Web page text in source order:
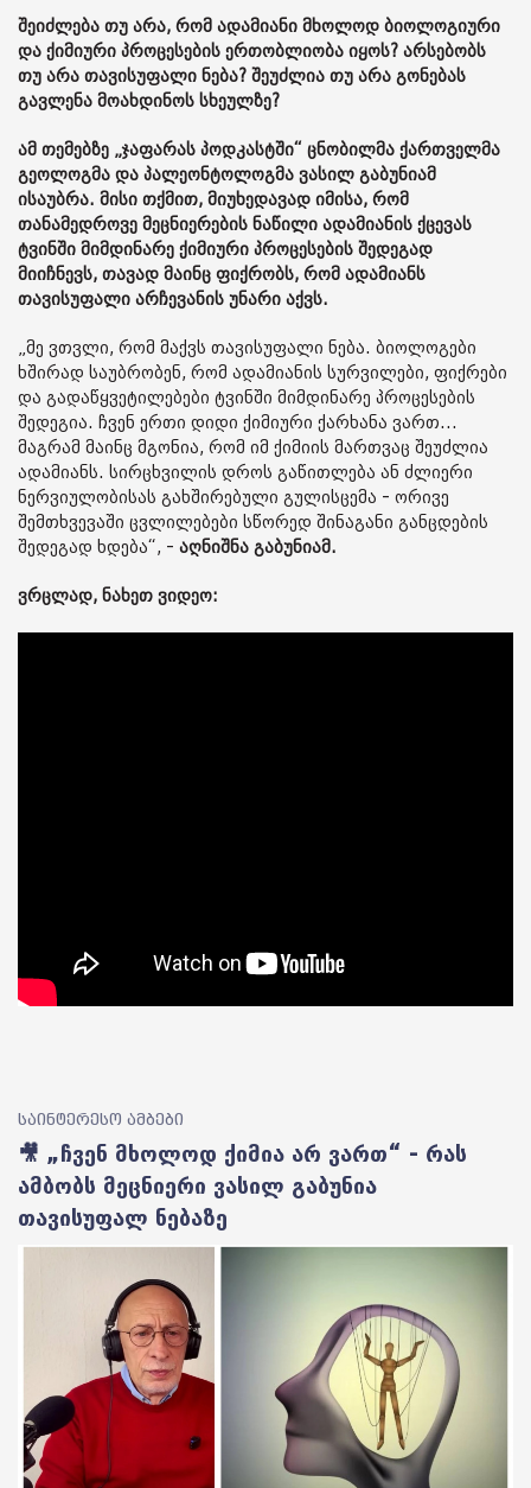
შეიძლება თუ არა, რომ ადამიანი მხოლოდ ბიოლოგიური
და ქიმიური პროცესების ერთობლიობა იყოს? არსებობს
თუ არა თავისუფალი ნება? შეუძლია თუ არა გონებას
გავლენა მოახდინოს სხეულზე?
ამ თემებზე „ჯაფარას პოდკასტში“ ცნობილმა ქართველმა
გეოლოგმა და პალეონტოლოგმა ვასილ გაბუნიამ
ისაუბრა. მისი თქმით, მიუხედავად იმისა, რომ
თანამედროვე მეცნიერების ნაწილი ადამიანის ქცევას
ტვინში მიმდინარე ქიმიური პროცესების შედეგად
მიიჩნევს, თავად მაინც ფიქრობს, რომ ადამიანს
თავისუფალი არჩევანის უნარი აქვს.
„მე ვთვლი, რომ მაქვს თავისუფალი ნება. ბიოლოგები
ხშირად საუბრობენ, რომ ადამიანის სურვილები, ფიქრები
და გადაწყვეტილებები ტვინში მიმდინარე პროცესების
შედეგია. ჩვენ ერთი დიდი ქიმიური ქარხანა ვართ...
მაგრამ მაინც მგონია, რომ იმ ქიმიის მართვაც შეუძლია
ადამიანს. სირცხვილის დროს გაწითლება ან ძლიერი
ნერვიულობისას გახშირებული გულისცემა - ორივე
შემთხვევაში ცვლილებები სწორედ შინაგანი განცდების
შედეგად ხდება“, - აღნიშნა გაბუნიამ.
ვრცლად, ნახეთ ვიდეო:
საინტერესო ამბები
🎥 „ჩვენ მხოლოდ ქიმია არ ვართ“ - რას
ამბობს მეცნიერი ვასილ გაბუნია
თავისუფალ ნებაზე